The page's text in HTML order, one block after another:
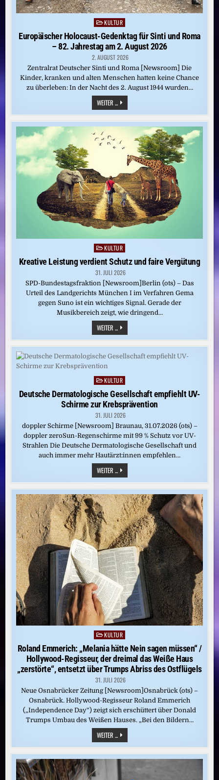
Posted
in
KULTUR
Europäischer Holocaust-Gedenktag für Sinti und Roma
– 82. Jahrestag am 2. August 2026
2. AUGUST 2026
Zentralrat Deutscher Sinti und Roma [Newsroom] Die
Kinder, kranken und alten Menschen hatten keine Chance
zu überleben: In der Nacht des 2. August 1944 wurden…
WEITER ...EUROPÄISCHER
HOLOCAUST-
GEDENKTAG
FÜR
SINTI
ROMA
–
JAHRESTAG
2.
AUGUST
2026
Posted
in
KULTUR
Kreative Leistung verdient Schutz und faire Vergütung
31. JULI 2026
SPD-Bundestagsfraktion [Newsroom]Berlin (ots) – Das
Urteil des Landgerichts München I im Verfahren Gema
gegen Suno ist ein wichtiges Signal. Gerade der
Musikbereich zeigt, wie dringend…
WEITER ...KREATIVE
LEISTUNG
VERDIENT
SCHUTZ
UND
FAIRE
PostedKULTUR
Deutsche Dermatologische Gesellschaft empfiehlt UV-
Schirme zur Krebsprävention
31. JULI 2026
doppler Schirme [Newsroom] Braunau, 31.07.2026 (ots) –
doppler zeroSun-Regenschirme mit 99 % Schutz vor UV-
Strahlen Die Deutsche Dermatologische Gesellschaft und
auch immer mehr Hautärzt:innen empfehlen…
WEITER ...DEUTSCHE
DERMATOLOGISCHE
GESELLSCHAFT
EMPFIEHLT
UV-
SCHIRME
ZUR
KREBSPRÄVENTION
Posted
in
KULTUR
Roland Emmerich: „Melania hätte Nein sagen müssen“ /
Hollywood-Regisseur, der dreimal das Weiße Haus
„zerstörte“, entsetzt über Trumps Abriss des Ostflügels
31. JULI 2026
Neue Osnabrücker Zeitung [Newsroom]Osnabrück (ots) –
Osnabrück. Hollywood-Regisseur Roland Emmerich
(„Independence Day“) zeigt sich erschüttert über Donald
Trumps Umbau des Weißen Hauses. „Bei den Bildern…
WEITER ...ROLAND
EMMERICH:
„MELANIA
HÄTTE
NEIN
MÜSSEN“